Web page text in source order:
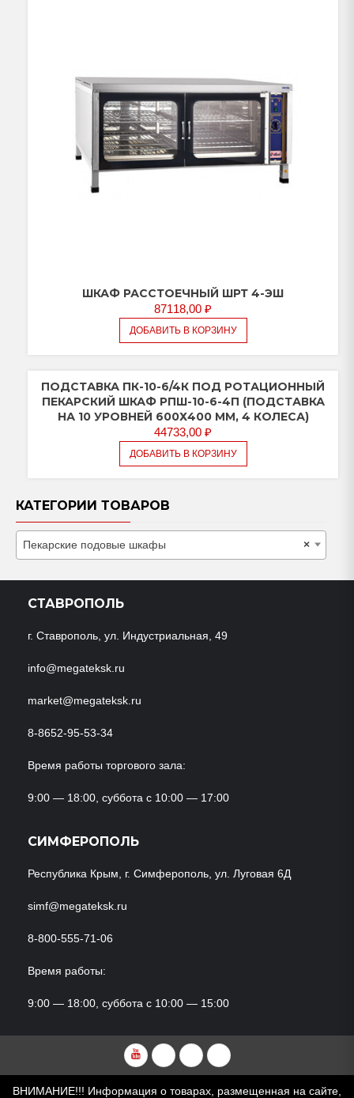
ШКАФ РАССТОЕЧНЫЙ ШРТ 4-ЭШ
87118,00 ₽
ДОБАВИТЬ В КОРЗИНУ
ПОДСТАВКА ПК-10-6/4К ПОД РОТАЦИОННЫЙ
ПЕКАРСКИЙ ШКАФ РПШ-10-6-4П (ПОДСТАВКА
НА 10 УРОВНЕЙ 600Х400 ММ, 4 КОЛЕСА)
44733,00 ₽
ДОБАВИТЬ В КОРЗИНУ
КАТЕГОРИИ ТОВАРОВ
×
Пекарские подовые шкафы
СТАВРОПОЛЬ
г. Ставрополь, ул. Индустриальная, 49
info@megateksk.ru
market@megateksk.ru
8-8652-95-53-34
Время работы торгового зала:
9:00 — 18:00, суббота с 10:00 — 17:00
СИМФЕРОПОЛЬ
Республика Крым, г. Симферополь, ул. Луговая 6Д
simf@megateksk.ru
8-800-555-71-06
Время работы:
9:00 — 18:00, суббота с 10:00 — 15:00
YouTubeVKvideoRuTubeDzen
ВНИМАНИЕ!!! Информация о товарах, размещенная на сайте,